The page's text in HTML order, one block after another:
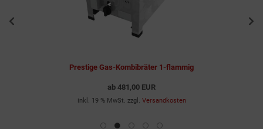
Prestige Gas-Kombibräter 1-flammig
ab 481,00 EUR
inkl. 19 % MwSt. zzgl. Versandkosten